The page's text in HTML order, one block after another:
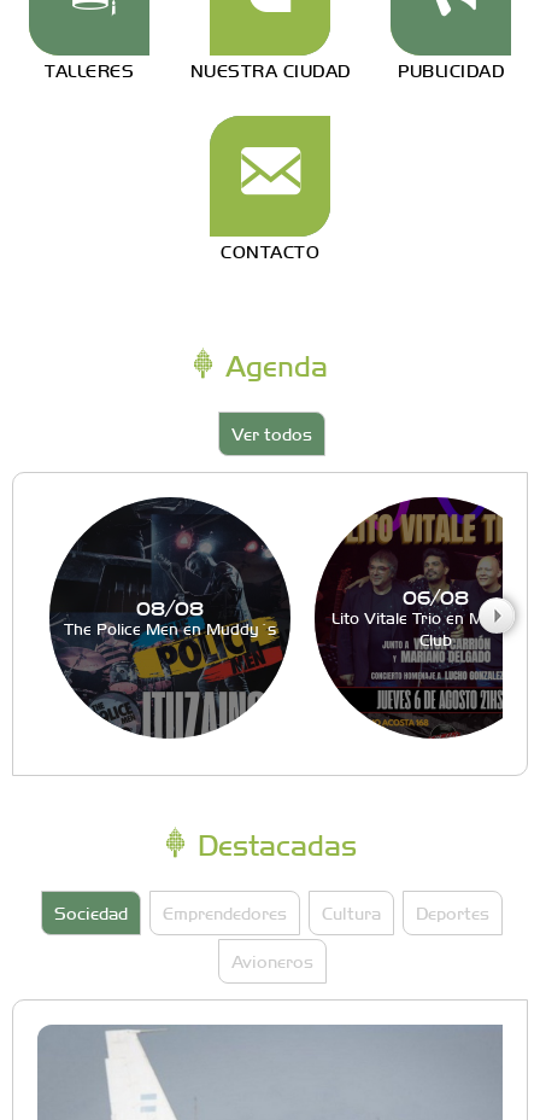
TALLERES NUESTRA CIUDAD PUBLICIDAD
CONTACTO
Agenda
Ver todos
08/08
The Police Men en Muddy´s
06/08
Lito Vitale Trio en Muddy´s
Club
Destacadas
Sociedad Emprendedores Cultura Deportes
Avioneros